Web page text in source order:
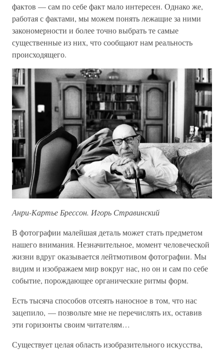
фактов — сам по себе факт мало интересен. Однако же,
работая с фактами, мы можем понять лежащие за ними
закономерности и более точно выбрать те самые
существенные из них, что сообщают нам реальность
происходящего.
Анри-Картье Брессон. Игорь Стравинский
В фотографии малейшая деталь может стать предметом
нашего внимания. Незначительное, момент человеческой
жизни вдруг оказывается лейтмотивом фотографии. Мы
видим и изображаем мир вокруг нас, но он и сам по себе
событие, порождающее органические ритмы форм.
Есть тысяча способов отсеять наносное в том, что нас
зацепило, — позвольте мне не перечислять их, оставив
эти горизонты своим читателям…
Существует целая область изобразительного искусства,